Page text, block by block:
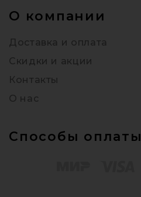
О компании
Доставка и оплата
Скидки и акции
Контакты
О нас
Способы оплаты